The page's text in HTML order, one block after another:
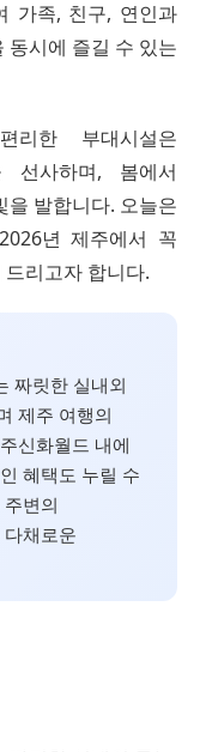
가족, 친구, 연인과
동시에 즐길 수 있는
리한 부대시설은
선사하며, 봄에서
을 발합니다. 오늘은
년 제주에서 꼭
리고자 합니다.
짜릿한 실내외
제주 여행의
신화월드 내에
혜택도 누릴 수
변의
채로운